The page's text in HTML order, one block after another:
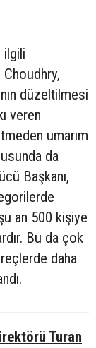
ilgili
Choudhry,
düzeltilmesi
veren
umarım
da
Başkanı,
an 500 kişiye
Bu da çok
daha
Turan